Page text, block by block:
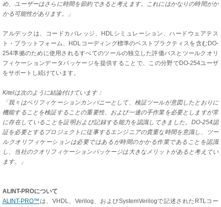
め、ユーザーはさらに時間を節約できると考えます。これにはかなりの時間がか
かる可能性があります。」
アルデックは、コードカバレッジ、HDLシミュレーション、ハードウェアテス
ト・プラットフォーム、HDLコーディング標準のベストプラクティスを含むDO-
254準拠のために使用されるすべてのツールの独立した評価パスとツールクオリ
フィケーションデータパッケージを提供することで、この分野でDO-254ユーザ
をサポートし続けています。
Kitelは次のように結論付けています：
「我々はベリフィケーションカンパニーとして、検証ツールが意図したとおりに
機能することを検証することの重要性、および一連の手作業を必要としますが常
に存在していることを証明および記録する能力を認識してきました。DO-254認
証を必要とするプロジェクトに従事するエンジニアの貴重な時間を意識し、ツー
ルクオリフィケーションは必要ではあるが時間のかかる作業であることを認識
し、当社のクオリフィケーションパッケージは大きなメリットがあると考えてい
ます。」
ALINT-PROについて
ALINT-PRO™は、VHDL、Verilog、およびSystemVerilogで記述されたRTLコー